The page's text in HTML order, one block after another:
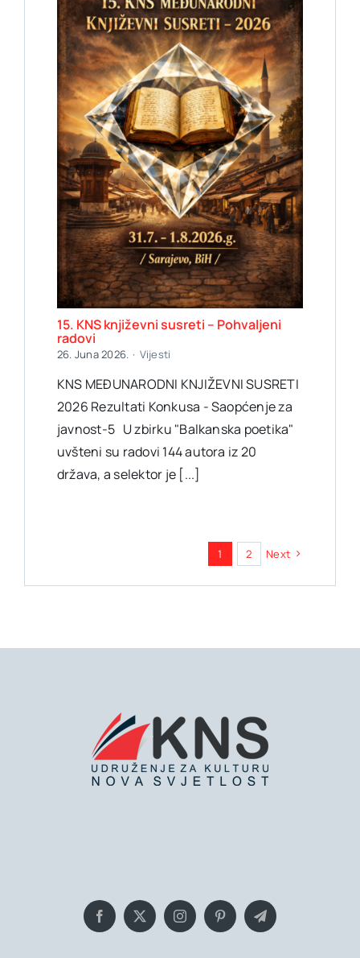
15. KNS književni susreti – Pohvaljeni
radovi
26. Juna 2026. · Vijesti
KNS MEĐUNARODNI KNJIŽEVNI SUSRETI
2026 Rezultati Konkusa - Saopćenje za
javnost-5 U zbirku "Balkanska poetika"
uvšteni su radovi 144 autora iz 20
država, a selektor je [...]
1 2 Next